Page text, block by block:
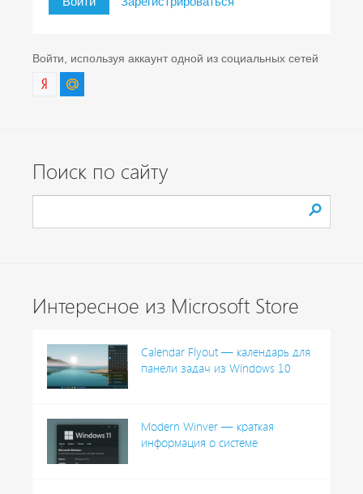
Войти, используя аккаунт одной из социальных сетей
Поиск по сайту
Интересное из Microsoft Store
Calendar Flyout — календарь для
панели задач из Windows 10
Modern Winver — краткая
информация о системе